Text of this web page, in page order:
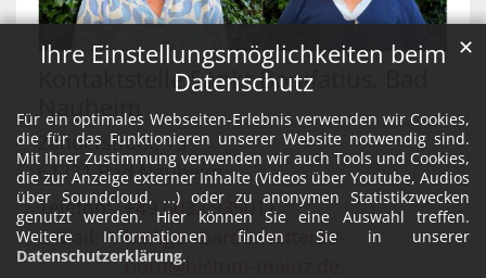
Ihre Einstellungsmöglichkeiten beim
Datenschutz
Für ein optimales Webseiten-Erlebnis verwenden wir Cookies,
die für das Funktionieren unserer Website notwendig sind.
Mit Ihrer Zustimmung verwenden wir auch Tools und Cookies,
die zur Anzeige externer Inhalte (Videos über Youtube, Audios
über Soundcloud, ...) oder zu anonymen Statistikzwecken
genutzt werden. Hier können Sie eine Auswahl treffen.
Weitere Informationen finden Sie in unserer
Datenschutzerklärung.
✕
Kontaktstelle Sankt Bonifatius, Bad
Nauheim
Zanderstraße 13
61231 Bad Nauheim
Telefon: +49 6032 935011
E-Mail:
heiliger-bardo.wetterau-
nord@bistum-mainz.de